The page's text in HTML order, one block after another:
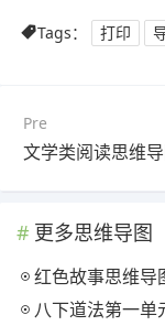
Tags： 打印
Pre
更多思维导图
红色故事思维导
八下道法第一单